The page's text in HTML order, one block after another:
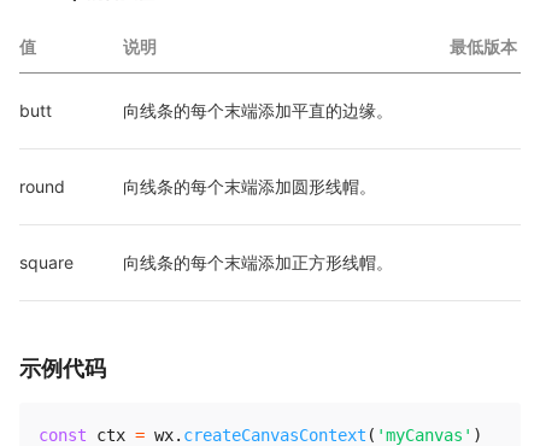
值 说明 最低版本
butt 向线条的每个末端添加平直的边缘。
round 向线条的每个末端添加圆形线帽。
square 向线条的每个末端添加正方形线帽。
示例代码
const ctx = wx. createCanvasContext ( 'myCanvas' )